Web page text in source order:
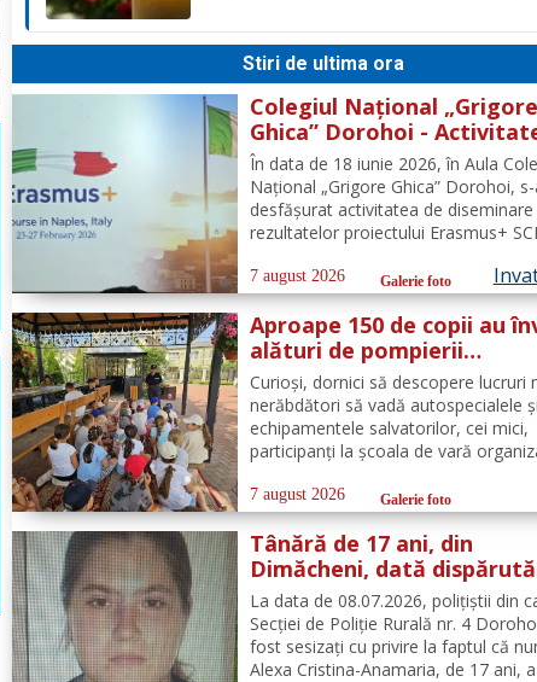
Stiri de ultima ora
Colegiul Național „Grigore
Ghica” Dorohoi -
diseminare a rezultatelor
proiectului Erasmus+ SCH,
2025-1-RO01-KA121-SCH-
000333361
În data de 18 iunie 2026, în Aula
Național „Grigore Ghica” Dorohoi,
desfășurat activitatea de diseminare
rezultatelor proiectului Erasmus+
000333361, organizată de
doamna Hrab Cristina, și secretarul
doamna Alexa...
7 august 2026 Galerie foto
Aproape 150 de copii au
alături de pompierii
botoșăneni, că siguranța
începe cu un gest simplu
Curioși, dornici să descopere lucruri
nerăbdători să vadă autospecialele și
echipamentele salvatorilor, cei mici,
participanți la școala de vară
Botoșani, au avut parte de o întâlnire
interactivă despre prevenirea
urgență și...
7 august 2026 Galerie foto
Tânără de 17 ani, din
Dimăcheni, dată dispărută
după ce a plecat voluntar
acasă și nu a mai revenit
La data de 08.07.2026, polițiștii din
Secției de Poliție Rurală nr. 4
fost sesizați cu privire la faptul că
Alexa Cristina-Anamaria, de 17 ani,